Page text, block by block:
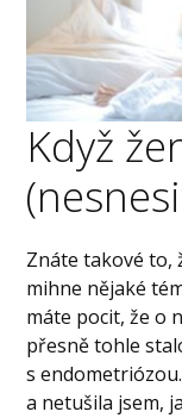
Když
Znáte takové to,
mihne nějaké
máte pocit, že o
přesně tohle
s
a netušila jsem,